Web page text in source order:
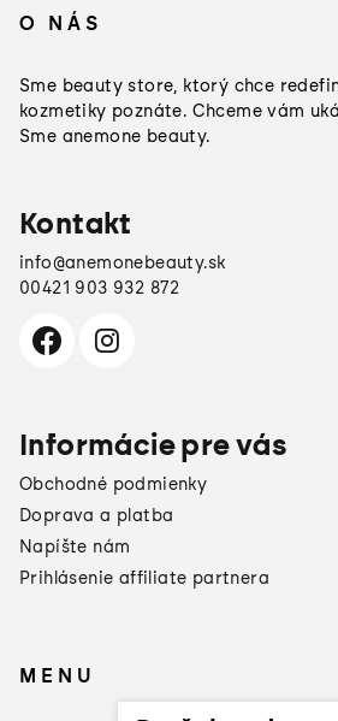
O NÁS
Sme beauty store, ktorý chce
kozmetiky poznáte. Chceme vám
Sme anemone beauty.
Kontakt
info@anemonebeauty.sk
00421 903 932 872
Informácie pre vás
Obchodné podmienky
Doprava a platba
Napíšte nám
Prihlásenie affiliate partnera
MENU